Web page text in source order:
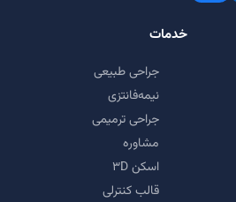
خدمات
جراحی طبیعی
نیمه‌فانتزی
جراحی ترمیمی
مشاوره
اسکن ۳D
قالب کنترلی